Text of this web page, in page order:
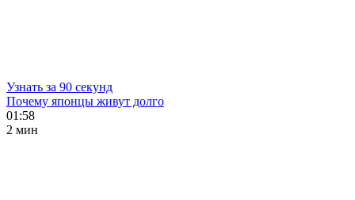
Узнать за 90 секунд
Почему японцы живут долго
01:58
2 мин